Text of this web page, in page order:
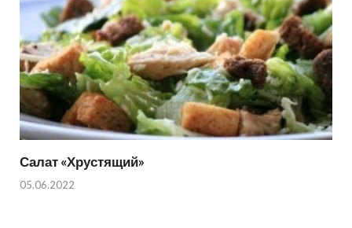
Салат «Хрустящий»
05.06.2022